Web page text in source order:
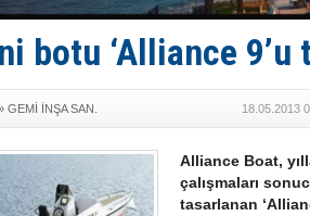
Taksi
SOCAR
botu ‘Alliance 9’u
GEMİ İNŞA SAN. 18.05.2013
Alliance Boat,
çalışmaları
tasarlanan